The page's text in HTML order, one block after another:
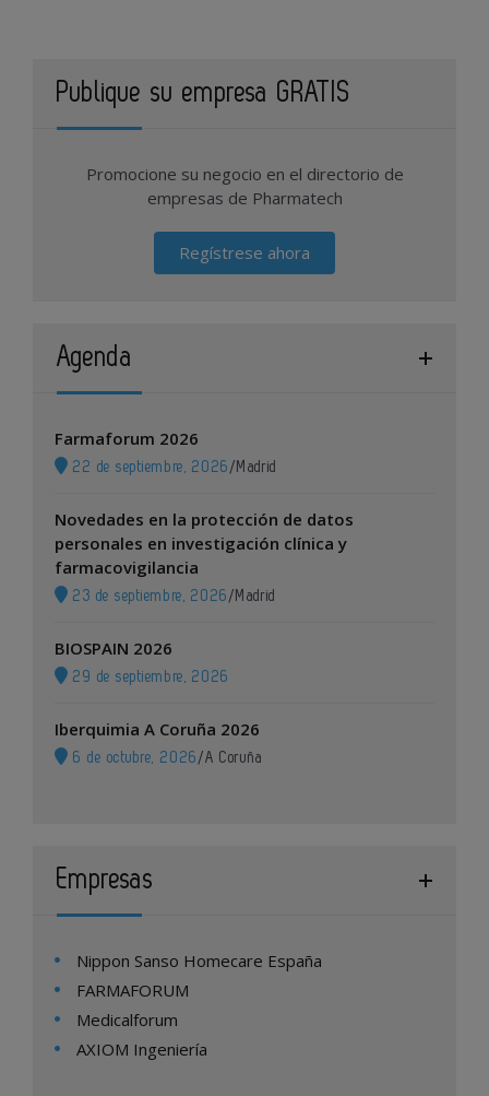
Publique su empresa GRATIS
Promocione su negocio en el directorio de
empresas de Pharmatech
Regístrese ahora
Agenda
Farmaforum 2026
22 de septiembre, 2026 / Madrid
Novedades en la protección de datos
personales en investigación clínica y
farmacovigilancia
23 de septiembre, 2026 / Madrid
BIOSPAIN 2026
29 de septiembre, 2026
Iberquimia A Coruña 2026
6 de octubre, 2026 /A Coruña
Empresas
Nippon Sanso Homecare España
FARMAFORUM
Medicalforum
AXIOM Ingeniería